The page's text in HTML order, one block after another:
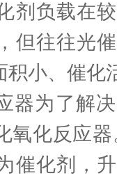
剂负载在
但往往光
积小、催化
为了解决
氧化反应
催化剂，